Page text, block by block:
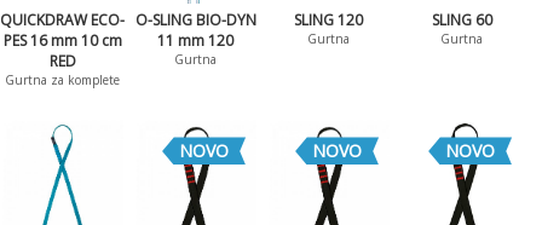
QUICKDRAW ECO-
PES 16 mm 10 cm
RED
Gurtna za komplete
O-SLING BIO-DYN
11 mm 120
Gurtna
SLING 120
Gurtna
SLING 60
Gurtna
NOVO NOVO NOVO